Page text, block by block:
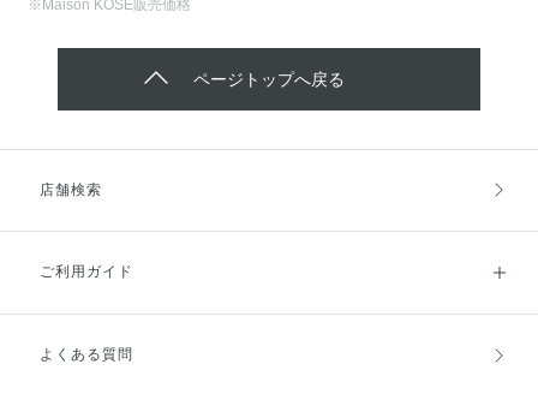
※Maison KOSÉ販売価格
ページトップへ戻る
店舗検索
ご利用ガイド
ご利用ガイドトップ
よくある質問